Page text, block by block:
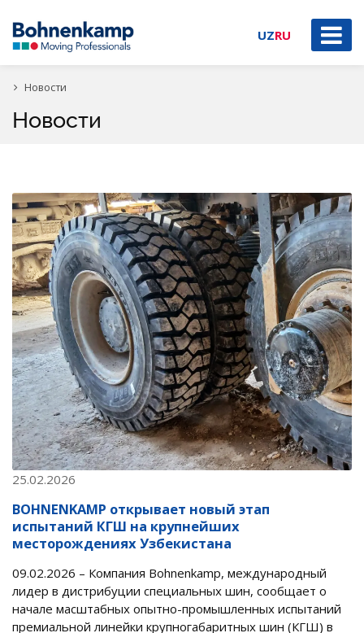
UZRU
Новости
Новости
25.02.2026
BOHNENKAMP открывает новый этап
испытаний КГШ на крупнейших
месторождениях Узбекистана
09.02.2026 – Компания Bohnenkamp, международный
лидер в дистрибуции специальных шин, сообщает о
начале масштабных опытно-промышленных испытаний
премиальной линейки крупногабаритных шин (КГШ) в